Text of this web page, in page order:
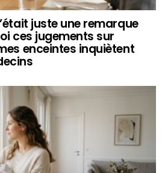
juste une remarque
ces jugements sur
enceintes inquiètent